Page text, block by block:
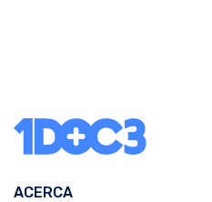
ACERCA